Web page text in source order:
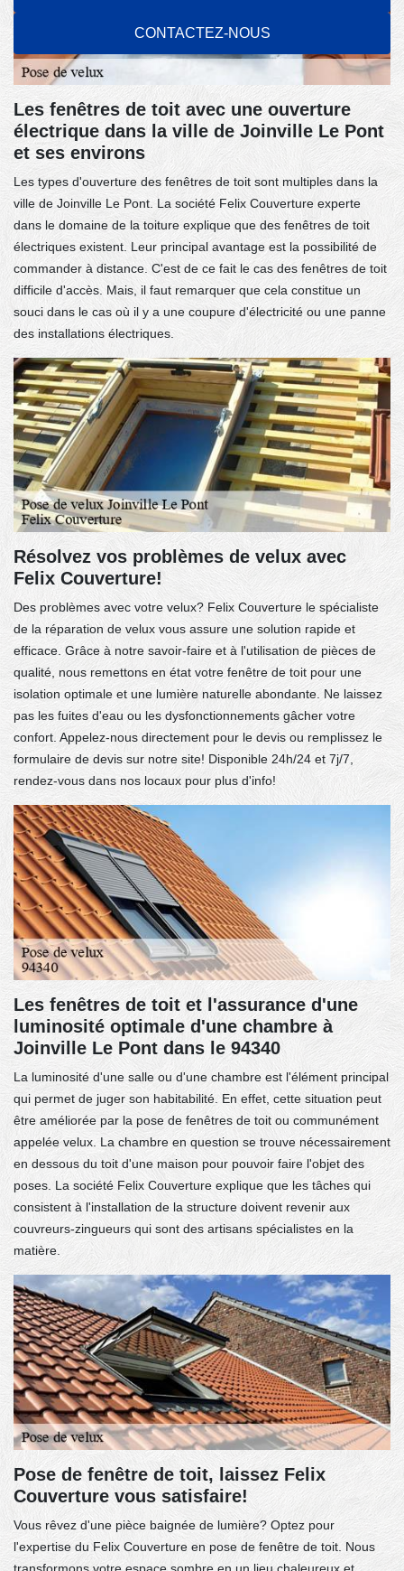
CONTACTEZ-NOUS
Les fenêtres de toit avec une ouverture
électrique dans la ville de Joinville Le Pont
et ses environs
Les types d'ouverture des fenêtres de toit sont multiples dans la
ville de Joinville Le Pont. La société Felix Couverture experte
dans le domaine de la toiture explique que des fenêtres de toit
électriques existent. Leur principal avantage est la possibilité de
commander à distance. C'est de ce fait le cas des fenêtres de toit
difficile d'accès. Mais, il faut remarquer que cela constitue un
souci dans le cas où il y a une coupure d'électricité ou une panne
des installations électriques.
Résolvez vos problèmes de velux avec
Felix Couverture!
Des problèmes avec votre velux? Felix Couverture le spécialiste
de la réparation de velux vous assure une solution rapide et
efficace. Grâce à notre savoir-faire et à l'utilisation de pièces de
qualité, nous remettons en état votre fenêtre de toit pour une
isolation optimale et une lumière naturelle abondante. Ne laissez
pas les fuites d'eau ou les dysfonctionnements gâcher votre
confort. Appelez-nous directement pour le devis ou remplissez le
formulaire de devis sur notre site! Disponible 24h/24 et 7j/7,
rendez-vous dans nos locaux pour plus d'info!
Les fenêtres de toit et l'assurance d'une
luminosité optimale d'une chambre à
Joinville Le Pont dans le 94340
La luminosité d'une salle ou d'une chambre est l'élément principal
qui permet de juger son habitabilité. En effet, cette situation peut
être améliorée par la pose de fenêtres de toit ou communément
appelée velux. La chambre en question se trouve nécessairement
en dessous du toit d'une maison pour pouvoir faire l'objet des
poses. La société Felix Couverture explique que les tâches qui
consistent à l'installation de la structure doivent revenir aux
couvreurs-zingueurs qui sont des artisans spécialistes en la
matière.
Pose de fenêtre de toit, laissez Felix
Couverture vous satisfaire!
Vous rêvez d'une pièce baignée de lumière? Optez pour
l'expertise du Felix Couverture en pose de fenêtre de toit. Nous
transformons votre espace sombre en un lieu chaleureux et